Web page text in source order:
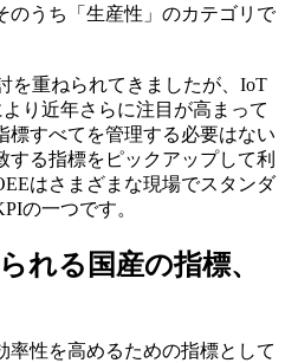
のうち「生産性」のカテゴリで
を重ねられてきましたが、IoT
り近年さらに注目が高まって
標すべてを管理する必要はない
する指標をピックアップして利
はさまざまな現場でスタンダ
の一つです。
れる国産の指標、
率性を高めるための指標として